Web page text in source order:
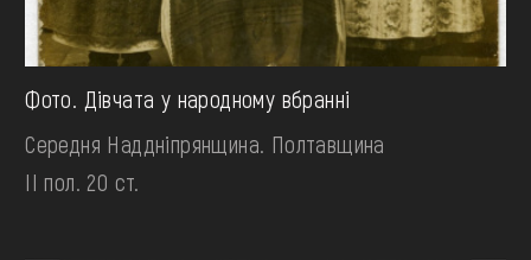
Фото. Дівчата у народному вбранні
Середня Наддніпрянщина. Полтавщина
II пол. 20 ст.